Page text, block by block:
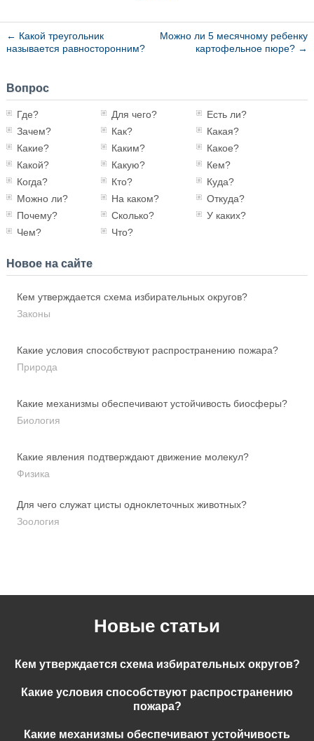
← Какой треугольник
называется равносторонним?
Можно ли 5 месячному ребенку
картофельное пюре? →
Вопрос
Где? Для чего?
Есть ли?
Зачем?
Как?
Какая?
Какие?
Каким?
Какое?
Какой?
Какую?
Кем?
Когда?
Кто?
Куда?
Можно ли?
На каком?
Откуда?
Почему?
Сколько?
У каких?
Чем?
Что?
Новое на сайте
Кем утверждается схема избирательных округов?
Законы
Какие условия способствуют распространению пожара?
Природа
Какие механизмы обеспечивают устойчивость биосферы?
Биология
Какие явления подтверждают движение молекул?
Физика
Для чего служат цисты одноклеточных животных?
Зоология
Новые статьи
Кем утверждается схема избирательных округов?
Какие условия способствуют распространению
пожара?
Какие механизмы обеспечивают устойчивость